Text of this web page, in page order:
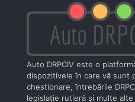
Auto DRPCIV este o
dispozitivele în care vă sunt
chestionare, întrebările
legislaţie rutieră şi multe